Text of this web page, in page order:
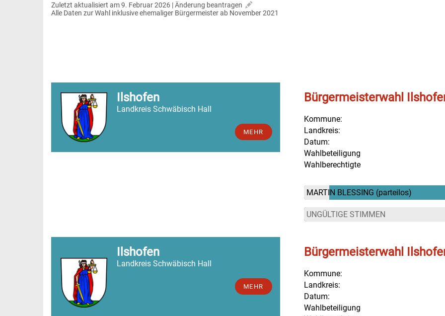
Zuletzt aktualisiert am 9. Februar 2026 | Änderung beantragen
Alle Daten zur Wahl inklusive ehemaliger Bürgermeister ab November 2021
Ilshofen
Landkreis Schwäbisch Hall
MEHR
Bürgermeisterwahl
Kommune:
Landkreis:
Datum:
Wahlbeteiligung
Wahlberechtigte
MARTIN BLESSING (parteilos)
UNGÜLTIGE STIMMEN
Ilshofen
Landkreis Schwäbisch Hall
MEHR
Bürgermeisterwahl
Kommune:
Landkreis:
Datum:
Wahlbeteiligung